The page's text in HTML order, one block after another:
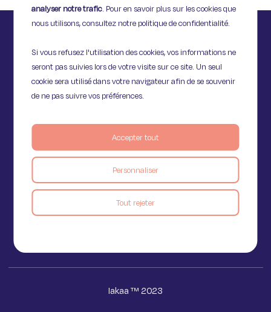
analyser notre trafic. Pour en savoir plus sur les cookies que
nous utilisons, consultez notre politique de confidentialité.
Si vous refusez l'utilisation des cookies, vos informations ne
seront pas suivies lors de votre visite sur ce site. Un seul
cookie sera utilisé dans votre navigateur afin de se souvenir
de ne pas suivre vos préférences.
Personnaliser
Tout rejeter
Accepter tout
11 Rue de Provence,
75009 Paris
Voir le blog
Iakaa ™ 2023